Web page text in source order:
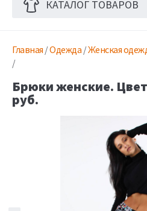
КАТАЛОГ ТОВАРОВ
Главная /Одежда /Женская
/
Брюки женские.
руб.